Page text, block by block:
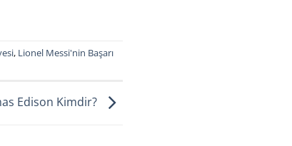
, Lionel Messi'nin Başarı
Edison Kimdir?